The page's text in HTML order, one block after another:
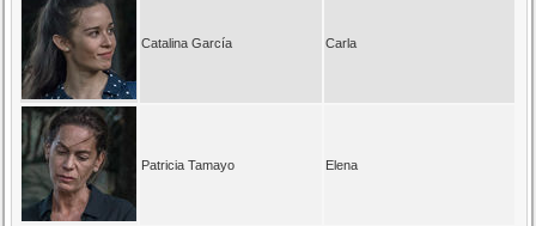
Catalina García Carla
Patricia Tamayo Elena